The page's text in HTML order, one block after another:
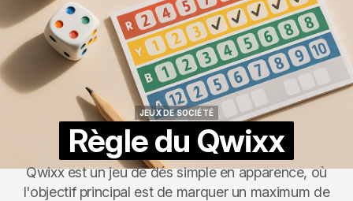
JEUX DE SOCIÉTÉ
Règle du Qwixx
Qwixx est un jeu de dés simple en apparence, où
l'objectif principal est de marquer un maximum de